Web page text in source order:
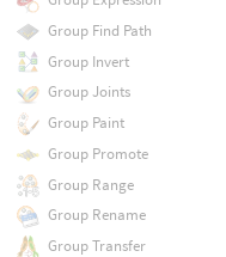
Group Find Path
Group Invert
Group Joints
Group Paint
Group Promote
Group Range
Group Rename
Group Transfer